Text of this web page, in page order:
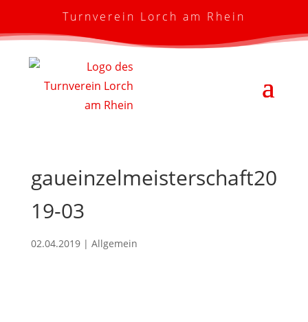
Turnverein Lorch am Rhein
gaueinzelmeisterschaft20
19-03
02.04.2019| Allgemein